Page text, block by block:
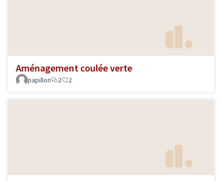
Aménagement coulée verte
papillon 2 2